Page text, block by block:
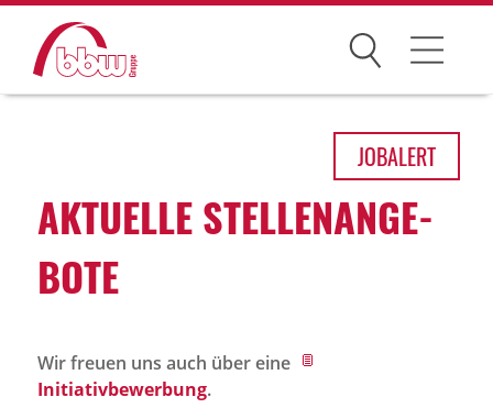
Suchen
Über uns
Historie
JOBALERT
AKTU­ELLE STEL­LEN­AN­GE­
BOTE
Wir freuen uns auch über eine
Initiativbewerbung.